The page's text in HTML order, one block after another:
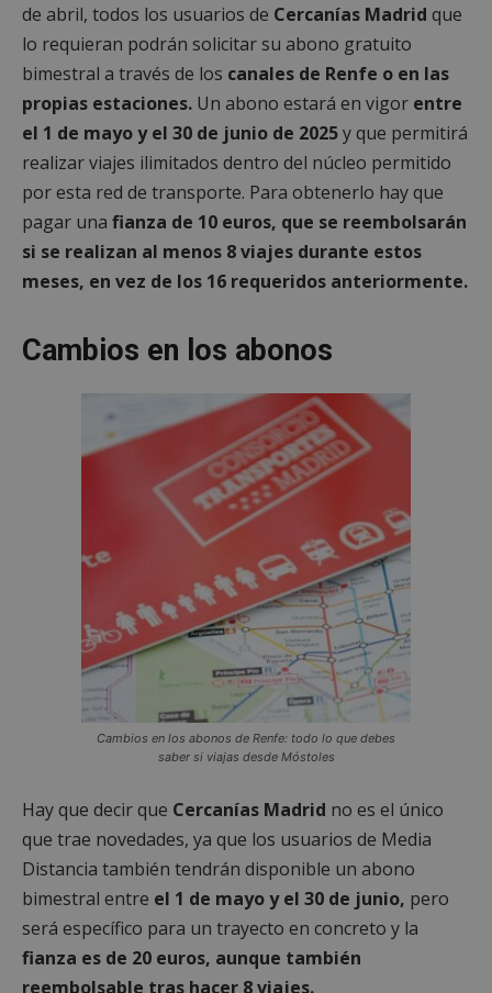
de abril, todos los usuarios de Cercanías Madrid que
lo requieran podrán solicitar su abono gratuito
bimestral a través de los canales de Renfe o en las
propias estaciones. Un abono estará en vigor entre
el 1 de mayo y el 30 de junio de 2025y que permitirá
realizar viajes ilimitados dentro del núcleo permitido
por esta red de transporte. Para obtenerlo hay que
pagar una fianza de 10 euros, que se reembolsarán
si se realizan al menos 8 viajes durante estos
meses, en vez de los 16 requeridos anteriormente.
Cambios en los abonos
Cambios en los abonos de Renfe: todo lo que debes
saber si viajas desde Móstoles
Hay que decir que Cercanías Madrid no es el único
que trae novedades, ya que los usuarios de Media
Distancia también tendrán disponible un abono
bimestral entre el 1 de mayo y el 30 de junio, pero
será específico para un trayecto en concreto y la
fianza es de 20 euros, aunque también
reembolsable tras hacer 8 viajes.